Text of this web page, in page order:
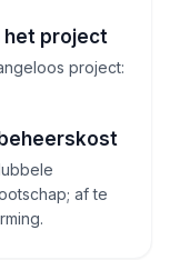
het project
project:
af te